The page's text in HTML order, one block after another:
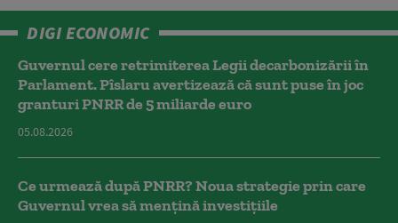
DIGI ECONOMIC
Guvernul cere retrimiterea Legii decarbonizării în
Parlament. Pîslaru avertizează că sunt puse în joc
granturi PNRR de 5 miliarde euro
05.08.2026
Ce urmează după PNRR? Noua strategie prin care
Guvernul vrea să mențină investițiile